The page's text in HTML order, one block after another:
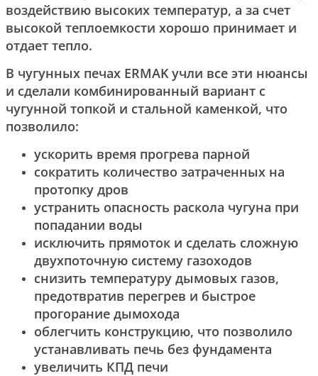
воздействию высоких температур, а за счет
высокой теплоемкости хорошо принимает и
отдает тепло.
В чугунных печах ERMAK учли все эти нюансы
и сделали комбинированный вариант с
чугунной топкой и стальной каменкой, что
позволило:
ускорить время прогрева парной
сократить количество затраченных на
протопку дров
устранить опасность раскола чугуна при
попадании воды
исключить прямоток и сделать сложную
двухпоточную систему газоходов
снизить температуру дымовых газов,
предотвратив перегрев и быстрое
прогорание дымохода
облегчить конструкцию, что позволило
устанавливать печь без фундамента
увеличить КПД печи